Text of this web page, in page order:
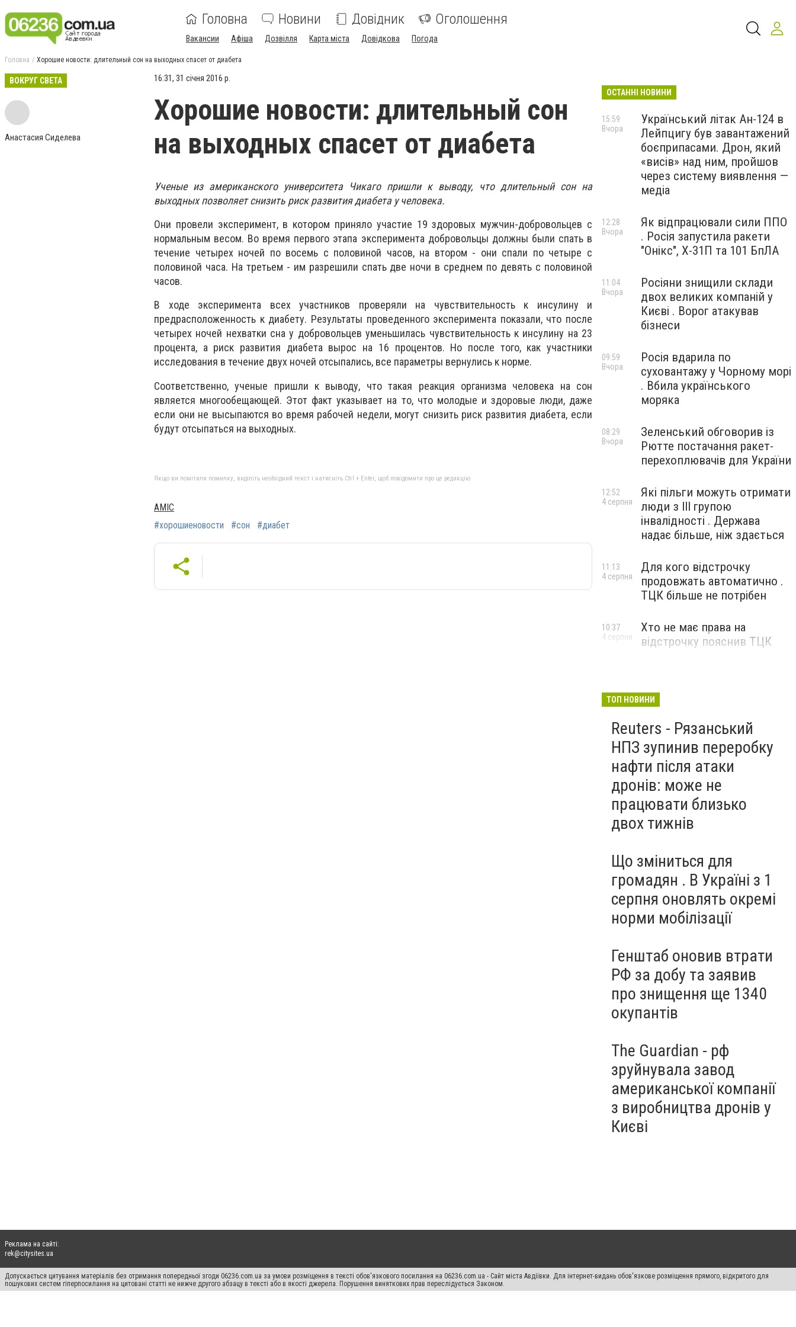
Головна Новини Довідник Оголошення
Вакансии Афіша Дозвілля Карта міста Довідкова Погода
Головна Хорошие новости: длительный сон на выходных спасет от диабета
ВОКРУГ СВЕТА
Анастасия Сиделева
16:31, 31 січня 2016 р.
Хорошие новости: длительный сон
на выходных спасет от диабета
Ученые из американского университета Чикаго пришли к выводу, что длительный сон на
выходных позволяет снизить риск развития диабета у человека.
Они провели эксперимент, в котором приняло участие 19 здоровых мужчин-добровольцев с
нормальным весом. Во время первого этапа эксперимента добровольцы должны были спать в
течение четырех ночей по восемь с половиной часов, на втором - они спали по четыре с
половиной часа. На третьем - им разрешили спать две ночи в среднем по девять с половиной
часов.
В ходе эксперимента всех участников проверяли на чувствительность к инсулину и
предрасположенность к диабету. Результаты проведенного эксперимента показали, что после
четырех ночей нехватки сна у добровольцев уменьшилась чувствительность к инсулину на 23
процента, а риск развития диабета вырос на 16 процентов. Но после того, как участники
исследования в течение двух ночей отсыпались, все параметры вернулись к норме.
Соответственно, ученые пришли к выводу, что такая реакция организма человека на сон
является многообещающей. Этот факт указывает на то, что молодые и здоровые люди, даже
если они не высыпаются во время рабочей недели, могут снизить риск развития диабета, если
будут отсыпаться на выходных.
Якщо ви помітили помилку, виділіть необхідний текст і натисніть Ctrl + Enter, щоб повідомити про це редакцію
AMIC
#хорошиеновости
#сон #диабет
ОСТАННІ НОВИНИ
Український літак Ан-124 в
Лейпцигу був завантажений
боєприпасами. Дрон, який
«висів» над ним, пройшов
через систему виявлення —
медіа
15:59
Вчора
Як відпрацювали сили ППО
. Росія запустила ракети
"Онікс", Х-31П та 101 БпЛА
12:28
Вчора
Росіяни знищили склади
двох великих компаній у
Києві . Ворог атакував
бізнеси
11:04
Вчора
Росія вдарила по
суховантажу у Чорному морі
. Вбила українського
моряка
09:59
Вчора
Зеленський обговорив із
Рютте постачання ракет-
перехоплювачів для України
08:29
Вчора
Які пільги можуть отримати
люди з III групою
інвалідності . Держава
надає більше, ніж здається
12:52
4 серпня
Для кого відстрочку
продовжать автоматично .
ТЦК більше не потрібен
11:13
4 серпня
Хто не має права на
відстрочку пояснив ТЦК
10:37
4 серпня
ТОП НОВИНИ
Reuters - Рязанський
НПЗ зупинив переробку
нафти після атаки
дронів: може не
працювати близько
двох тижнів
Що зміниться для
громадян . В Україні з 1
серпня оновлять окремі
норми мобілізації
Генштаб оновив втрати
РФ за добу та заявив
про знищення ще 1340
окупантів
The Guardian - рф
зруйнувала завод
американської компанії
з виробництва дронів у
Києві
Реклама на сайті:
rek@citysites.ua
Допускається цитування матеріалів без отримання попередньої згоди 06236.com.ua за умови розміщення в тексті обов'язкового посилання на 06236.com.ua - Сайт міста Авдіївки. Для інтернет-видань обов'язкове розміщення прямого, відкритого для
пошукових систем гіперпосилання на цитовані статті не нижче другого абзацу в тексті або в якості джерела. Порушення виняткових прав переслідується Законом.